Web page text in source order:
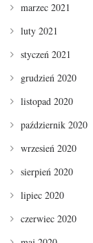
marzec 2021
luty 2021
styczeń 2021
grudzień 2020
listopad 2020
październik 2020
wrzesień 2020
sierpień 2020
lipiec 2020
czerwiec 2020